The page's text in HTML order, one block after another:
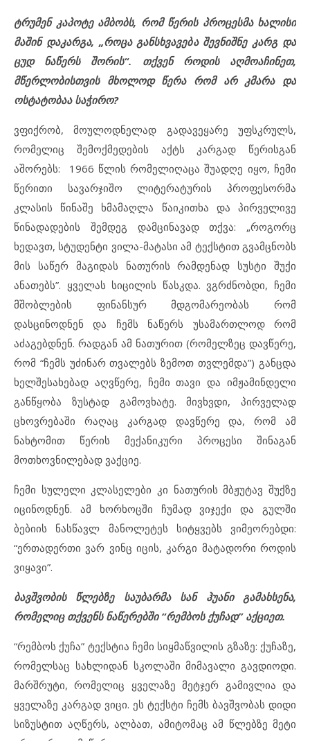
ტრუმენ კაპოტე ამბობს, რომ წერის პროცესმა ხალისი
მაშინ დაკარგა, „როცა განსხვავება შევნიშნე კარგ და
ცუდ ნაწერს შორის“. თქვენ როდის აღმოაჩინეთ,
მწერლობისთვის მხოლოდ წერა რომ არ კმარა და
ოსტატობაა საჭირო?
ვფიქრობ, მოულოდნელად გადავეყარე უფსკრულს,
რომელიც შემოქმედების აქტს კარგად წერისგან
აშორებს: 1966 წლის რომელიღაცა შუადღე იყო, ჩემი
წერითი სავარჯიშო ლიტერატურის პროფესორმა
კლასის წინაშე ხმამაღლა წაიკითხა და პირველივე
წინადადების შემდეგ დამცინავად თქვა: „როგორც
ხედავთ, სტუდენტი ვილა-მატასი ამ ტექსტით გვამცნობს
მის საწერ მაგიდას ნათურის რამდენად სუსტი შუქი
ანათებს”. ყველას სიცილის წასკდა. ვგრძნობდი, ჩემი
მშობლების ფინანსურ მდგომარეობას რომ
დასცინოდნენ და ჩემს ნაწერს უსამართლოდ რომ
აძაგებდნენ. რადგან ამ ნათურით (რომელზეც დავწერე,
რომ “ჩემს უძინარ თვალებს ზემოთ თვლემდა”) განცდა
ხელშესახებად აღვწერე, ჩემი თავი და იმჟამინდელი
განწყობა ზუსტად გამოვხატე. მივხვდი, პირველად
ცხოვრებაში რაღაც კარგად დავწერე და, რომ ამ
ნახტომით წერის მექანიკური პროცესი შინაგან
მოთხოვნილებად ვაქციე.
ჩემი სულელი კლასელები კი ნათურის მბჟუტავ შუქზე
იცინოდნენ. ამ ხორხოცში ჩუმად ვიჯექი და გულში
ბებიის ნასწავლ მანოლეტეს სიტყვებს ვიმეორებდი:
“ერთადერთი ვარ ვინც იცის, კარგი მატადორი როდის
ვიყავი”.
ბავშვობის წლებზე საუბარმა სან ჰუანი გამახსენა,
რომელიც თქვენს ნაწერებში “რემბოს ქუჩად” აქციეთ.
“რემბოს ქუჩა” ტექსტია ჩემი სიყმაწვილის გზაზე: ქუჩაზე,
რომელსაც სახლიდან სკოლაში მიმავალი გავდიოდი.
მარშრუტი, რომელიც ყველაზე მეტჯერ გამივლია და
ყველაზე კარგად ვიცი. ეს ტექსტი ჩემს ბავშვობას დიდი
სიზუსტით აღწერს, ალბათ, ამიტომაც ამ წლებზე მეტი